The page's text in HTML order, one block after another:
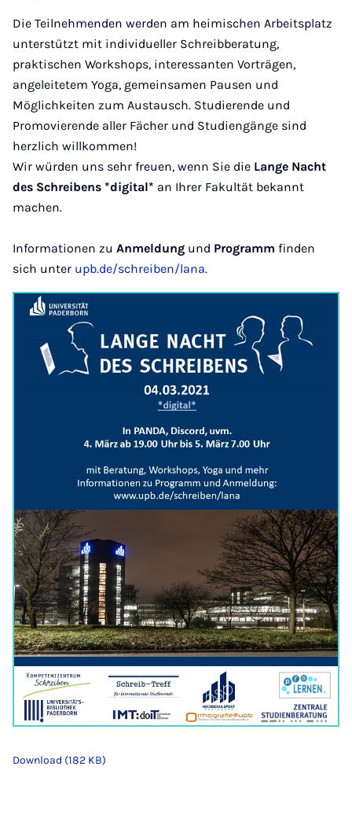
Die Teilnehmenden werden am heimischen Arbeitsplatz
unterstützt mit individueller Schreibberatung,
praktischen Workshops, interessanten Vorträgen,
angeleitetem Yoga, gemeinsamen Pausen und
Möglichkeiten zum Austausch. Studierende und
Promovierende aller Fächer und Studiengänge sind
herzlich willkommen!
Wir würden uns sehr freuen, wenn Sie die Lange Nacht
des Schreibens *digital* an Ihrer Fakultät bekannt
machen.
Informationen zu Anmeldung und Programm finden
sich unter upb.de/schreiben/lana.
Download (182 KB)